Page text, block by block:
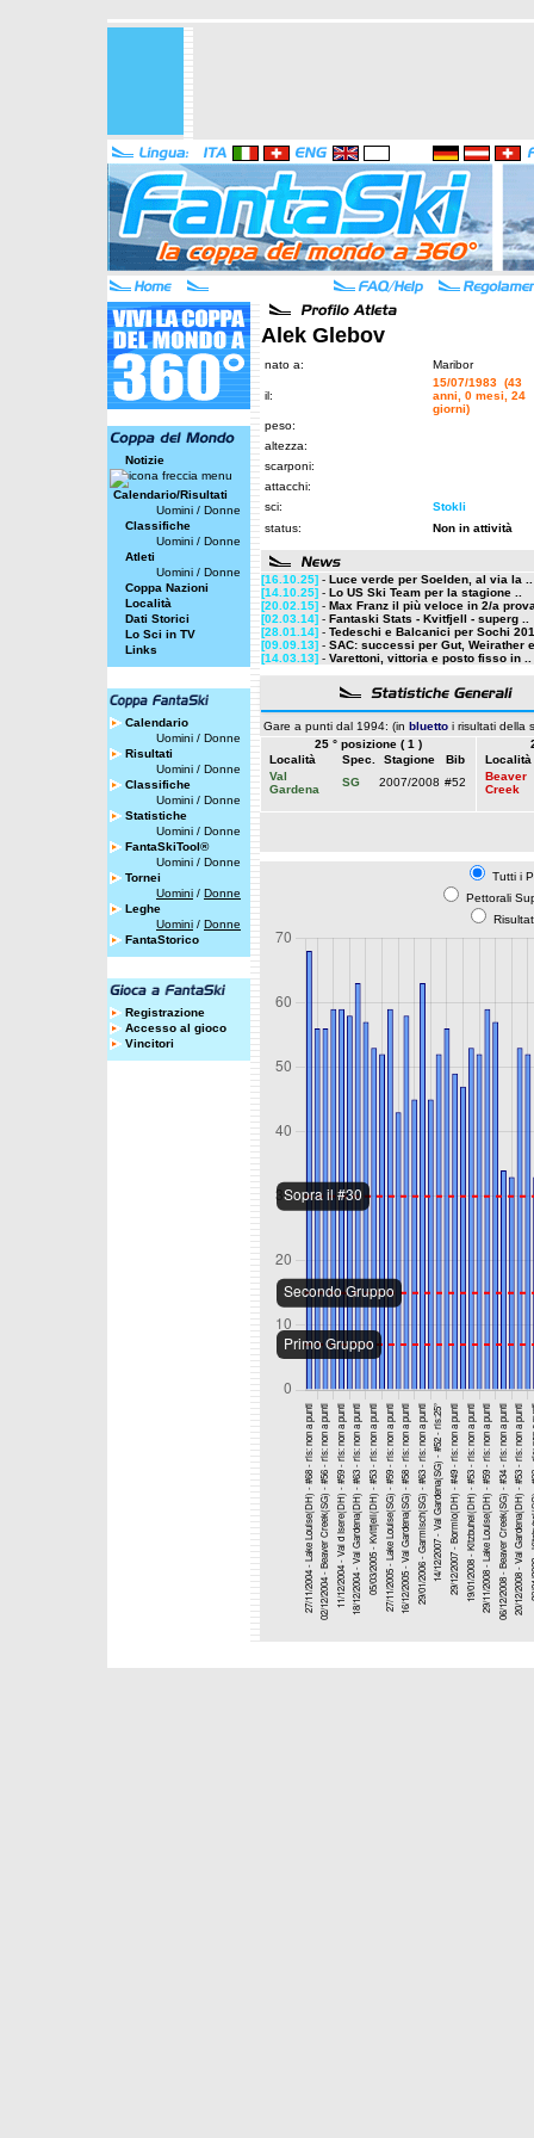
Notizie
Calendario/Risultati
Uomini / Donne
Classifiche
Uomini / Donne
Atleti
Uomini / Donne
Coppa Nazioni
Località
Dati Storici
Lo Sci in TV
Links
Calendario
Uomini / Donne
Risultati
Uomini / Donne
Classifiche
Uomini / Donne
Statistiche
Uomini / Donne
FantaSkiTool®
Uomini / Donne
Tornei
Uomini / Donne
Leghe
Uomini / Donne
FantaStorico
Registrazione
Accesso al gioco
Vincitori
Alek Glebov
nato a: Maribor
il:
15/07/1983 (43
anni, 0 mesi, 24
giorni)
peso:
altezza:
scarponi:
attacchi:
sci:
Stokli
status:
Non in attività
[16.10.25] - Luce verde per Soelden, al via la ..
[14.10.25] - Lo US Ski Team per la stagione ..
[20.02.15] - Max Franz il più veloce in 2/a
[02.03.14] - Fantaski Stats - Kvitfjell - superg ..
[28.01.14] - Tedeschi e Balcanici per Sochi
[09.09.13] - SAC: successi per Gut, Weirather
[14.03.13] - Varettoni, vittoria e posto fisso in ..
Gare a punti dal 1994: (in bluetto i risultati della
25 ° posizione ( 1 )
Località
Spec. Stagione
Bib
Val
Gardena
SG 2007/2008 #52
Località
Beaver
Creek
Tutti i
Pettorali